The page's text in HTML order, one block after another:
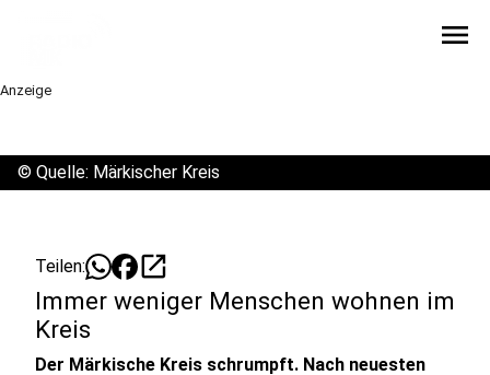
menu
Anzeige
© Quelle: Märkischer Kreis
Teilen: open_in_new
Immer weniger Menschen wohnen im
Kreis
Der Märkische Kreis schrumpft. Nach neuesten